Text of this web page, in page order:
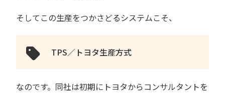
そしてこの生産をつかさどるシステムこそ、
TPS／トヨタ生産方式
なのです。同社は初期にトヨタからコンサルタントを